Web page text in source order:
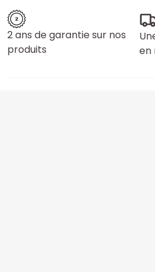
2 ans de garantie sur nos
produits
en